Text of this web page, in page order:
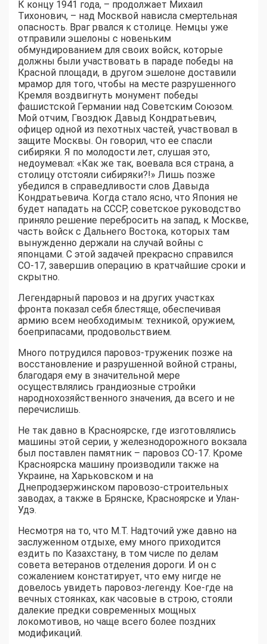
К концу 1941 года, – продолжает Михаил
Тихонович, – над Москвой нависла смертельная
опасность. Враг рвался к столице. Немцы уже
отправили эшелоны с новеньким
обмундированием для своих войск, которые
должны были участвовать в параде победы на
Красной площади, в другом эшелоне доставили
мрамор для того, чтобы на месте разрушенного
Кремля воздвигнуть монумент победы
фашистской Германии над Советским Союзом.
Мой отчим, Гвоздюк Давыд Кондратьевич,
офицер одной из пехотных частей, участвовал в
защите Москвы. Он говорил, что ее спасли
сибиряки. Я по молодости лет, слушая это,
недоумевал: «Как же так, воевала вся страна, а
столицу отстояли сибиряки?!» Лишь позже
убедился в справедливости слов Давыда
Кондратьевича. Когда стало ясно, что Япония не
будет нападать на СССР, советское руководство
приняло решение перебросить на запад, к Москве,
часть войск с Дальнего Востока, которых там
вынужденно держали на случай войны с
японцами. С этой задачей прекрасно справился
СО-17, завершив операцию в кратчайшие сроки и
скрытно.
Легендарный паровоз и на других участках
фронта показал себя блестяще, обеспечивая
армию всем необходимым: техникой, оружием,
боеприпасами, продовольствием.
Много потрудился паровоз-труженик позже на
восстановление и разрушенной войной страны,
благодаря ему в значительной мере
осуществлялись грандиозные стройки
народнохозяйственного значения, да всего и не
перечислишь.
Не так давно в Красноярске, где изготовлялись
машины этой серии, у железнодорожного вокзала
был поставлен памятник – паровоз СО-17. Кроме
Красноярска машину производили также на
Украине, на Харьковском и на
Днепродзержинском паровозо-строительных
заводах, а также в Брянске, Красноярске и Улан-
Удэ.
Несмотря на то, что М.Т. Надточий уже давно на
заслуженном отдыхе, ему много приходится
ездить по Казахстану, в том числе по делам
совета ветеранов отделения дороги. И он с
сожалением констатирует, что ему нигде не
довелось увидеть паровоз-легенду. Кое-где на
вечных стоянках, как часовые в строю, стояли
далекие предки современных мощных
локомотивов, но чаще всего более поздних
модификаций.